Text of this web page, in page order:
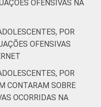
OFENSIVAS NA
POR
OFENSIVAS
POR
CONTARAM SOBRE
OCORRIDAS NA